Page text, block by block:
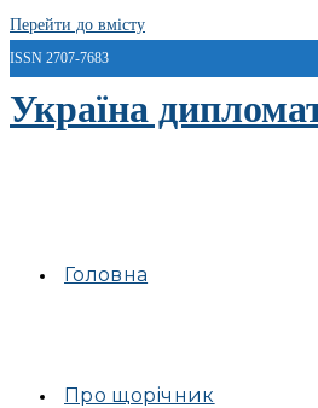
Перейти до вмісту
ISSN 2707-7683
Україна
Головна
Про щорічник